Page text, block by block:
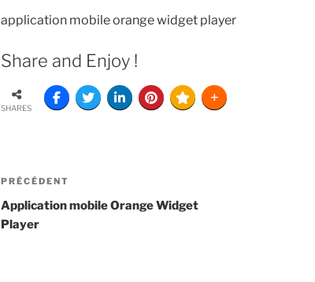
application mobile orange widget player
Share and Enjoy !
SHARES
PRÉCÉDENT
Application mobile Orange Widget
Player